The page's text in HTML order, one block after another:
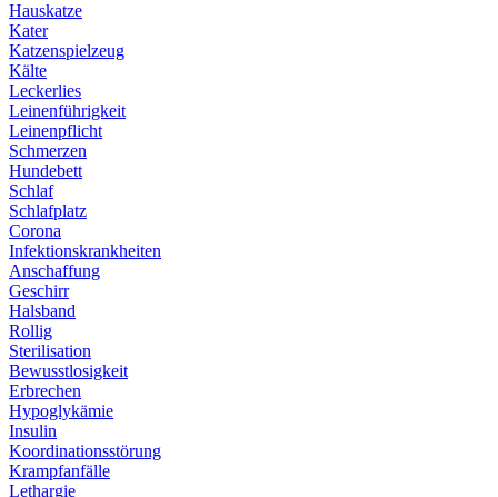
Hauskatze
Kater
Katzenspielzeug
Kälte
Leckerlies
Leinenführigkeit
Leinenpflicht
Schmerzen
Hundebett
Schlaf
Schlafplatz
Corona
Infektionskrankheiten
Anschaffung
Geschirr
Halsband
Rollig
Sterilisation
Bewusstlosigkeit
Erbrechen
Hypoglykämie
Insulin
Koordinationsstörung
Krampfanfälle
Lethargie